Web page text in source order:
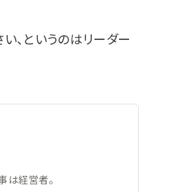
、というのはリーダー
は経営者。